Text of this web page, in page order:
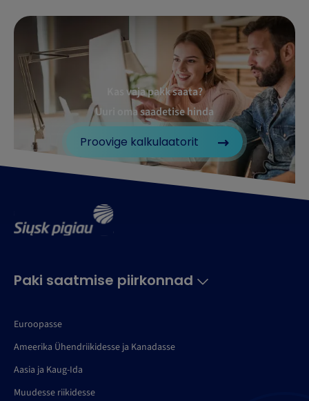
Kas vaja pakk saata?
Uuri oma saadetise hinda
Proovige kalkulaatorit
Paki saatmise piirkonnad
Euroopasse
Ameerika Ühendriikidesse ja Kanadasse
Aasia ja Kaug-Ida
Muudesse riikidesse